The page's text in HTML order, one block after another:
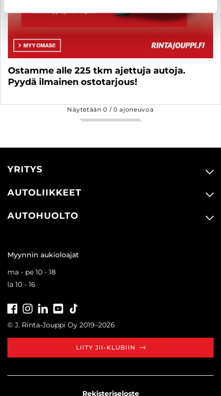
Ostamme alle 225 tkm ajettuja autoja.
Pyydä ilmainen ostotarjous!
Näytetään0 /0 ajoneuvoa
YRITYS
AUTOLIIKKEET
AUTOHUOLTO
Myynnin aukioloajat
ma - pe 10 - 18
la 10 - 16
FacebookInstagramLinkedInYoutube
© J. Rinta-Jouppi Oy 2019–2026
LIITY JII-KLUBIIN
Rekisteriseloste